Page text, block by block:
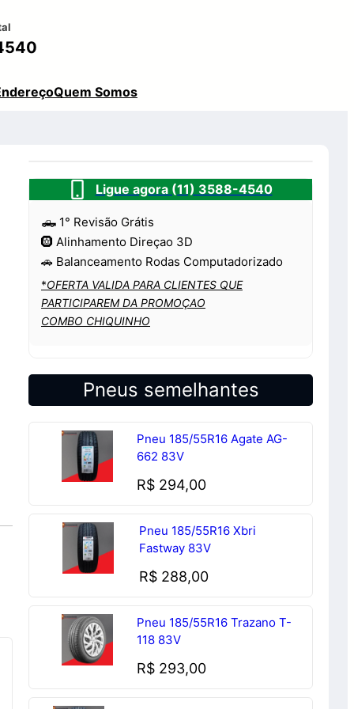
Quem Somos
Ligue agora (11) 3588-4540
🛻 1° Revisão Grátis
🛞 Alinhamento Direçao 3D
🚗 Balanceamento Rodas Computadorizado
*OFERTA VALIDA PARA CLIENTES QUE
PARTICIPAREM DA PROMOÇAO
COMBO CHIQUINHO
Pneus semelhantes
Pneu 185/55R16 Agate AG-
662 83V
R$ 294,00
Pneu 185/55R16 Xbri
Fastway 83V
R$ 288,00
Pneu 185/55R16 Trazano T-
118 83V
R$ 293,00